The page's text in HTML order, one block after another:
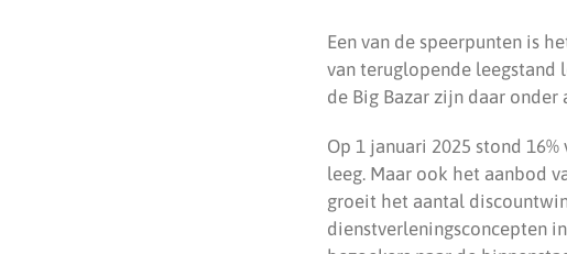
Een van de speerpunten is
van teruglopende leegstand
de Big Bazar zijn daar onder
Op 1 januari 2025 stond
leeg. Maar ook het aanbod
groeit het aantal
dienstverleningsconcepten